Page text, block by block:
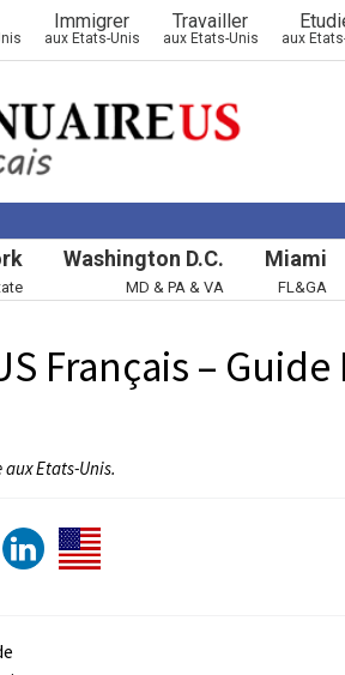
Immigrer
aux Etats-Unis
Travailler
aux Etats-Unis aux
Washington D.C.
MD & PA & VA
Miami
FL&GA
Français – Guide
Etats-Unis.